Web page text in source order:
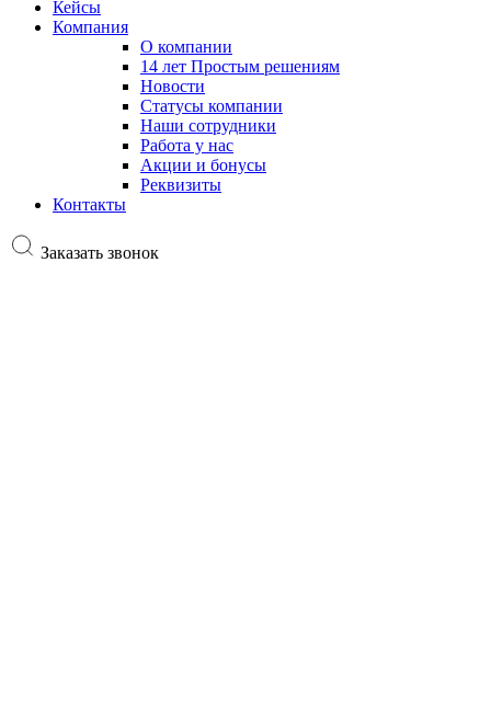
Кейсы
Компания
О компании
14 лет Простым решениям
Новости
Статусы компании
Наши сотрудники
Работа у нас
Акции и бонусы
Реквизиты
Контакты
Заказать звонок